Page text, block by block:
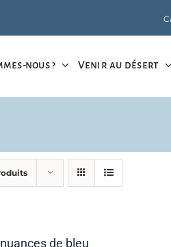
nous ? Venir au désert
de bleu